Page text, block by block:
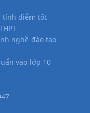
tính điểm tốt
nghề đào tạo
vào lớp 10